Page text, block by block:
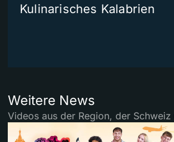
Kulinarisches Kalabrien
Weitere News
Videos aus der Region, der